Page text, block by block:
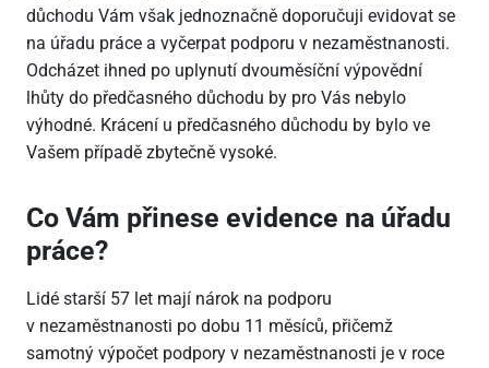
důchodu Vám však jednoznačně doporučuji evidovat se
na úřadu práce a vyčerpat podporu v nezaměstnanosti.
Odcházet ihned po uplynutí dvouměsíční výpovědní
lhůty do předčasného důchodu by pro Vás nebylo
výhodné. Krácení u předčasného důchodu by bylo ve
Vašem případě zbytečně vysoké.
Co Vám přinese evidence na úřadu
práce?
Lidé starší 57 let mají nárok na podporu
v nezaměstnanosti po dobu 11 měsíců, přičemž
samotný výpočet podpory v nezaměstnanosti je v roce